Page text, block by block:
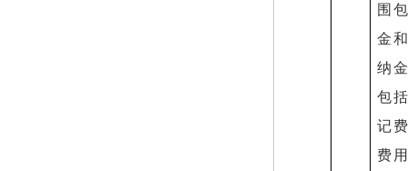
围
金
纳
包
记
费